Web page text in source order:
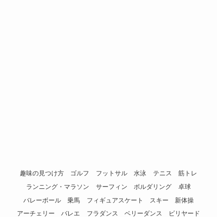
趣味の見つけ方 ゴルフ フットサル 水泳 テニス
筋トレ
ランニング・マラソン
サーフィン ボルダリング
卓球
バレーボール
乗馬 フィギュアスケート スキー
新体操
アーチェリー
バレエ フラダンス ベリーダンス ビリヤード